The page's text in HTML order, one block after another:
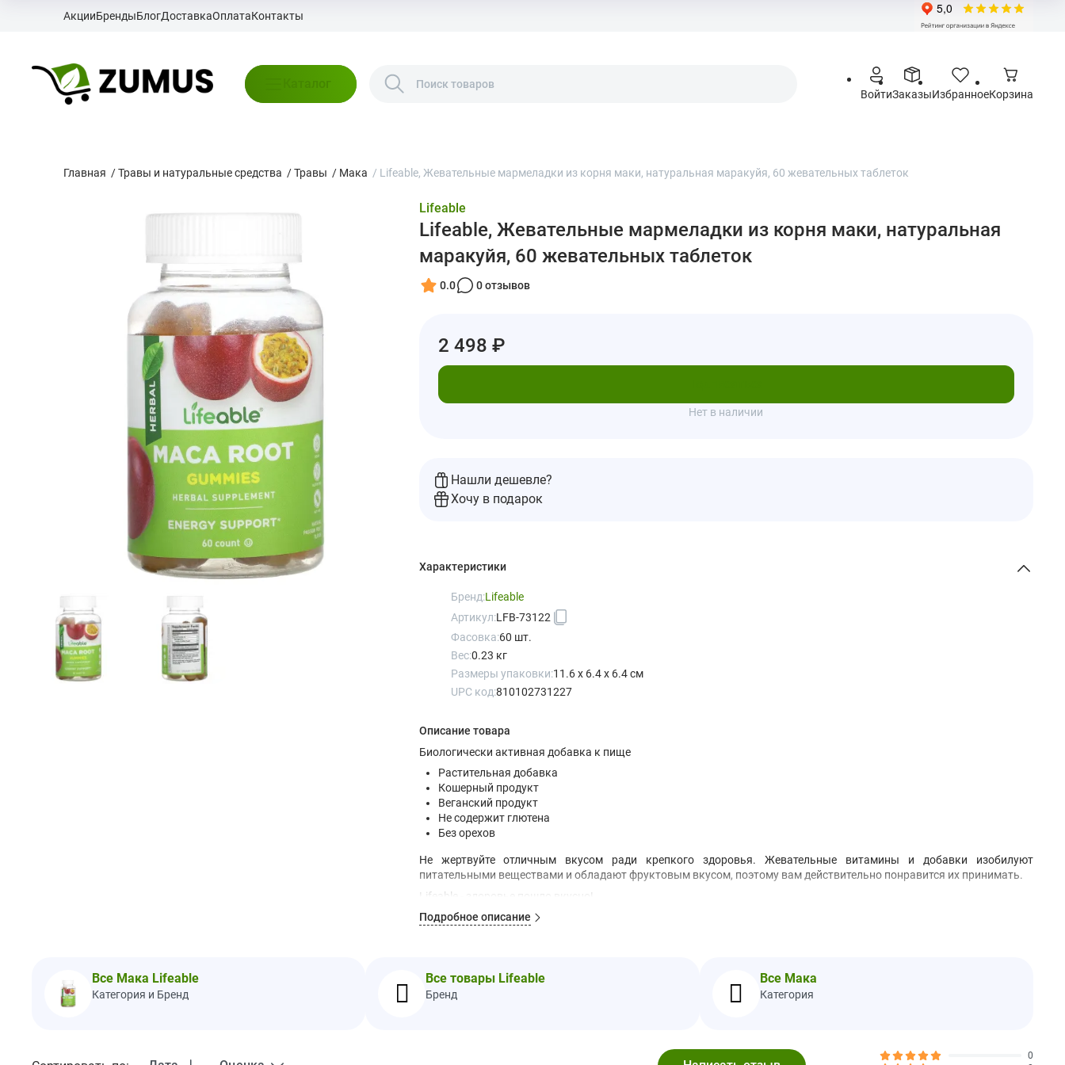
АкцииБрендыБлогДоставкаОплатаКонтакты
Каталог
ВойтиЗаказыИзбранноеКорзина
Главная /Травы и натуральные средства /Травы / Мака / Lifeable, Жевательные мармеладки из корня маки, натуральная маракуйя, 60 жевательных таблеток
Lifeable
Lifeable, Жевательные мармеладки из корня маки, натуральная
маракуйя, 60 жевательных таблеток
0.0 0 отзывов
2 498 ₽
Нет в наличии
Нашли дешевле?
Хочу в подарок
Характеристики
Бренд:Lifeable
Артикул:LFB-73122
Фасовка:60 шт.
Вес:0.23 кг
Размеры упаковки:11.6 x 6.4 x 6.4 см
UPC код:810102731227
Описание товара
Биологически активная добавка к пище
Растительная добавка
Кошерный продукт
Веганский продукт
Не содержит глютена
Без орехов
Не жертвуйте отличным вкусом ради крепкого здоровья. Жевательные витамины и добавки изобилуют
питательными веществами и обладают фруктовым вкусом, поэтому вам действительно понравится их принимать.
Lifeable - здоровье пошло вкусно!
Рекомендации по применению
Ингредиенты
Крахмальная патока, сахар, вода, пектин, лимонная кислота, тринатриевый цитрат, натуральный ароматизатор,
Изготовлено на предприятии, не содержащем орехов.
Подробное описание
Все Мака Lifeable
Категория и Бренд
Все товары Lifeable
Бренд
Все Мака
Категория
0